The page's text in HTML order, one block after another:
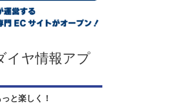
イヤ情報アプ
と楽しく！